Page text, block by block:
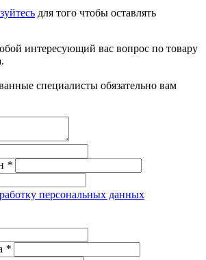
для того чтобы оставлять
интересующий вас вопрос по товару
специалисты обязательно вам
*
персональных данных
*